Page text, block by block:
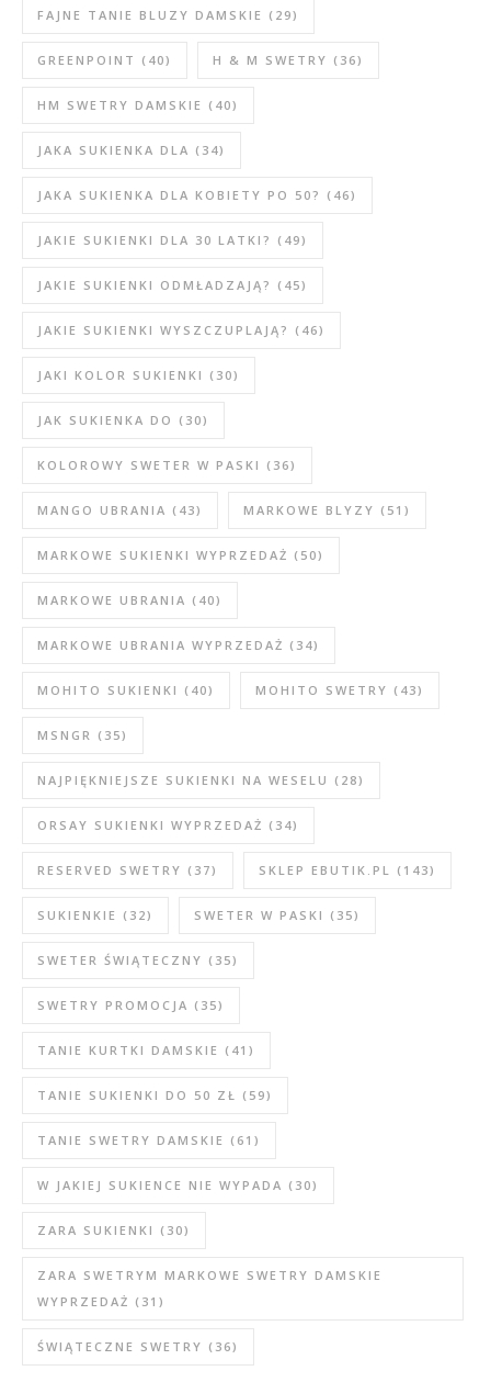
FAJNE TANIE BLUZY DAMSKIE (29)
GREENPOINT (40) H & M SWETRY (36)
HM SWETRY DAMSKIE (40)
JAKA SUKIENKA DLA (34)
JAKA SUKIENKA DLA KOBIETY PO 50? (46)
JAKIE SUKIENKI DLA 30 LATKI? (49)
JAKIE SUKIENKI ODMŁADZAJĄ? (45)
JAKIE SUKIENKI WYSZCZUPLAJĄ? (46)
JAKI KOLOR SUKIENKI (30)
JAK SUKIENKA DO (30)
KOLOROWY SWETER W PASKI (36)
MANGO UBRANIA (43) MARKOWE BLYZY (51)
MARKOWE SUKIENKI WYPRZEDAŻ (50)
MARKOWE UBRANIA (40)
MARKOWE UBRANIA WYPRZEDAŻ (34)
MOHITO SUKIENKI (40) MOHITO SWETRY (43)
MSNGR (35)
NAJPIĘKNIEJSZE SUKIENKI NA WESELU (28)
ORSAY SUKIENKI WYPRZEDAŻ (34)
RESERVED SWETRY (37) SKLEP EBUTIK.PL (143)
SUKIENKIE (32) SWETER W PASKI (35)
SWETER ŚWIĄTECZNY (35)
SWETRY PROMOCJA (35)
TANIE KURTKI DAMSKIE (41)
TANIE SUKIENKI DO 50 ZŁ (59)
TANIE SWETRY DAMSKIE (61)
W JAKIEJ SUKIENCE NIE WYPADA (30)
ZARA SUKIENKI (30)
ZARA SWETRYM MARKOWE SWETRY DAMSKIE
WYPRZEDAŻ (31)
ŚWIĄTECZNE SWETRY (36)